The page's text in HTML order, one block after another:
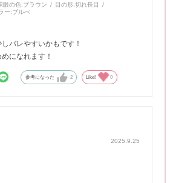
眼の色:ブラウン 目の形:切れ長目
ー:ブルべ
バレやすいかもです！
になれます！
参考になった 2 Like! 0
2025.9.25